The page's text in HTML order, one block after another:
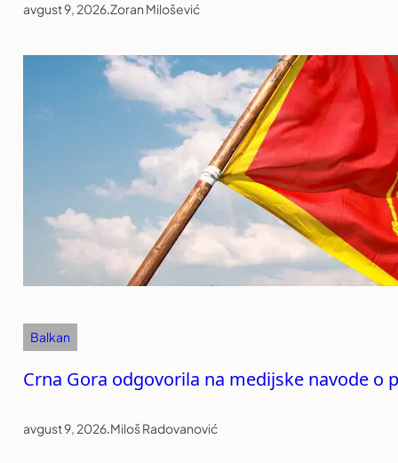
avgust 9, 2026.Zoran Milošević
Balkan
Crna Gora odgovorila na medijske navode o
avgust 9, 2026.Miloš Radovanović